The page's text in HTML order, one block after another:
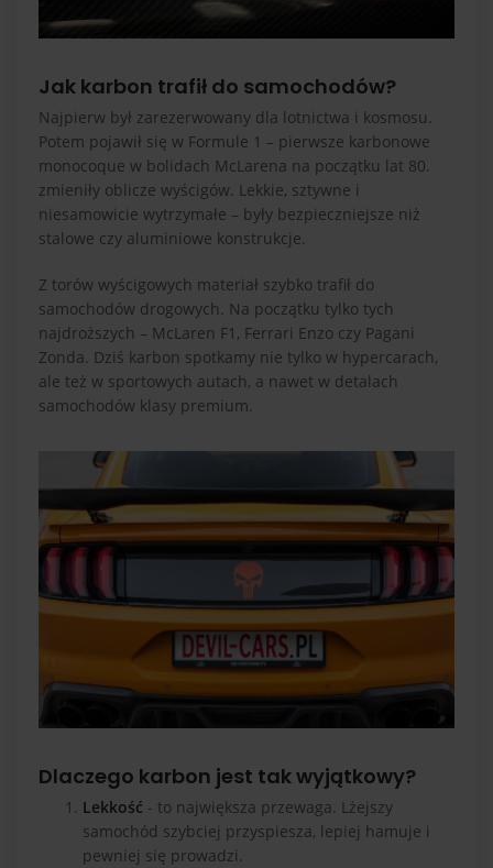
Jak karbon trafił do samochodów?
Najpierw był zarezerwowany dla lotnictwa i kosmosu.
Potem pojawił się w Formule 1 – pierwsze karbonowe
monocoque w bolidach McLarena na początku lat 80.
zmieniły oblicze wyścigów. Lekkie, sztywne i
niesamowicie wytrzymałe – były bezpieczniejsze niż
stalowe czy aluminiowe konstrukcje.
Z torów wyścigowych materiał szybko trafił do
samochodów drogowych. Na początku tylko tych
najdroższych – McLaren F1, Ferrari Enzo czy Pagani
Zonda. Dziś karbon spotkamy nie tylko w hypercarach,
ale też w sportowych autach, a nawet w detalach
samochodów klasy premium.
Dlaczego karbon jest tak wyjątkowy?
Lekkość - to największa przewaga. Lżejszy
samochód szybciej przyspiesza, lepiej hamuje i
pewniej się prowadzi.